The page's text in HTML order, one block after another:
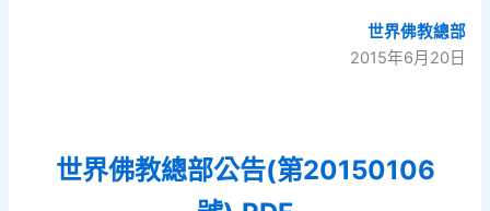
世界佛教總部
2015年6月20日
世界佛教總部公告(第20150106